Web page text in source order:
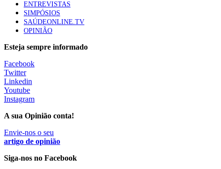
Trodelvy aprovado para primeira linha no cancro da
mama triplo negativo metastático em doentes não
elegíveis para inibidores PD-(L)1
61 visualizações
MAIS NOTÍCIAS
Quase 11.900 jovens recorreram aos cheques psicólogo e
nutricionista no primeiro mês
7 Ago, 2026|0 Comments
ULS de Coimbra estreia cirurgia endoscópica do ouvido com
apoio robótico em Portugal
ENTREVISTAS
SIMPÓSIOS
SAÚDEONLINE.TV
OPINIÃO
Esteja sempre informado
Facebook
Twitter
Linkedin
Youtube
Instagram
A sua Opinião conta!
Envie-nos o seu
artigo de opinião
Siga-nos no Facebook